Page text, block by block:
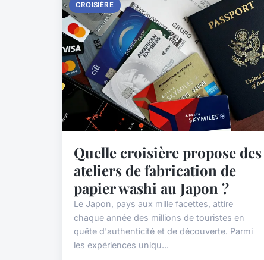
CROISIÈRE
Quelle croisière propose des
ateliers de fabrication de
papier washi au Japon ?
Le Japon, pays aux mille facettes, attire
chaque année des millions de touristes en
quête d'authenticité et de découverte. Parmi
les expériences uniqu...